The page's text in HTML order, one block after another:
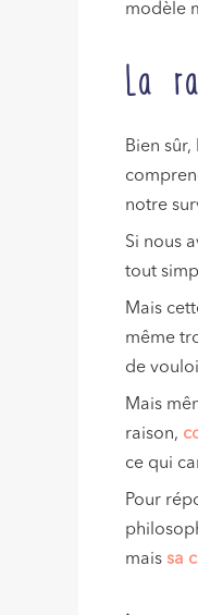
modèle
La
Bien
notre
Si nous
tout
Mais
même
de
Mais
raison,
ce qui
Pour
maissa